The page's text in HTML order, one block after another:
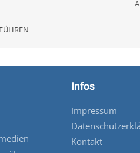
Infos
Impressum
Kontakt